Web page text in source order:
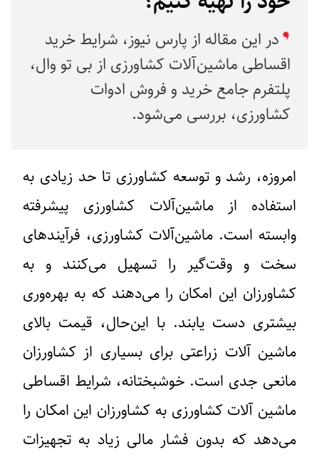
در این مقاله از پارس نیوز، شرایط خرید
اقساطی ماشین‌آلات کشاورزی از بی تو وال،
پلتفرم جامع خرید و فروش ادوات
کشاورزی، بررسی می‌شود.
امروزه، رشد و توسعه کشاورزی تا حد زیادی به
استفاده از ماشین‌آلات کشاورزی پیشرفته
وابسته است. ماشین‌آلات کشاورزی، فرآیندهای
سخت و وقت‌گیر را تسهیل می‌کنند و به
کشاورزان این امکان را می‌دهند که به بهره‌وری
بیشتری دست یابند. با این‌حال، قیمت بالای
ماشین آلات زراعتی برای بسیاری از کشاورزان
مانعی جدی است. خوشبختانه، شرایط اقساطی
ماشین آلات کشاورزی به کشاورزان این امکان را
می‌دهد که بدون فشار مالی زیاد به تجهیزات